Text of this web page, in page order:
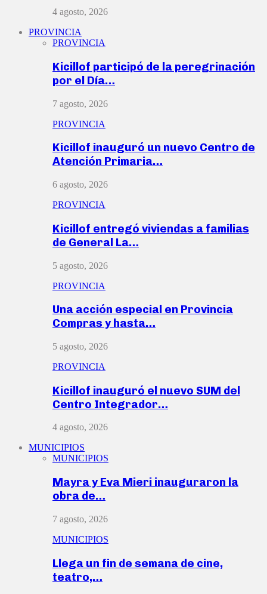
4 agosto, 2026
PROVINCIA
PROVINCIA
Kicillof participó de la peregrinación
por el Día…
7 agosto, 2026
PROVINCIA
Kicillof inauguró un nuevo Centro de
Atención Primaria…
6 agosto, 2026
PROVINCIA
Kicillof entregó viviendas a familias
de General La…
5 agosto, 2026
PROVINCIA
Una acción especial en Provincia
Compras y hasta…
5 agosto, 2026
PROVINCIA
Kicillof inauguró el nuevo SUM del
Centro Integrador…
4 agosto, 2026
MUNICIPIOS
MUNICIPIOS
Mayra y Eva Mieri inauguraron la
obra de…
7 agosto, 2026
MUNICIPIOS
Llega un fin de semana de cine,
teatro,…